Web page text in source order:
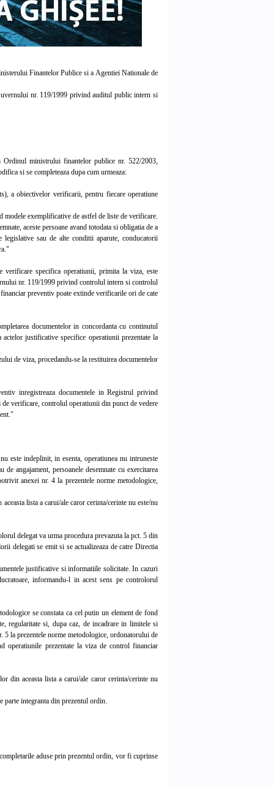
Finantelor Publice si a Agentiei Nationale de
nr. 119/1999 privind auditul public intern si
ministrului finantelor publice nr. 522/2003,
si se completeaza dupa cum urmeaza:
a obiectivelor verificarii, pentru fiecare operatiune
exemplificative de astfel de liste de verificare.
aceste persoane avand totodata si obligatia de a
sau de alte conditii aparute, conducatorii
specifica operatiunii, primita la viza, este
nr. 119/1999 privind controlul intern si controlul
preventiv poate extinde verificarile ori de cate
documentelor in concordanta cu continutul
justificative specifice operatiunii prezentate la
de viza, procedandu-se la restituirea documentelor
inregistreaza documentele in Registrul privind
de verificare, controlul operatiunii din punct de vedere
este indeplinit, in esenta, operatiunea nu intruneste
angajament, persoanele desemnate cu exercitarea
anexei nr. 4 la prezentele norme metodologice,
lista a carui/ale caror cerinta/cerinte nu este/nu
delegat va urma procedura prevazuta la pct. 5 din
delegati se emit si se actualizeaza de catre Directia
justificative si informatiile solicitate. In cazuri
informandu-l in acest sens pe controlorul
se constata ca cel putin un element de fond
regularitate si, dupa caz, de incadrare in limitele si
5 la prezentele norme metodologice, ordonatorului de
operatiunile prezentate la viza de control financiar
din aceasta lista a carui/ale caror cerinta/cerinte nu
integranta din prezentul ordin.
aduse prin prezentul ordin, vor fi cuprinse